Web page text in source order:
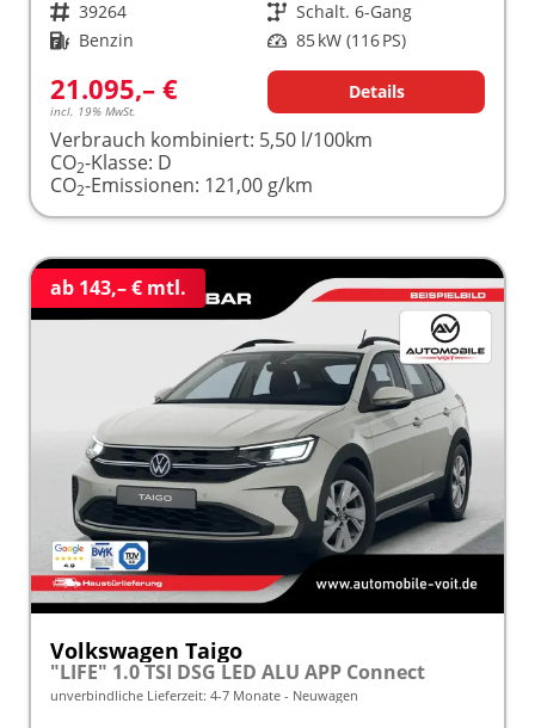
Fahrzeugnr. 39264 Getriebe Schalt. 6-Gang
Kraftstoff Benzin Leistung 85 kW (116 PS)
21.095,– €
incl. 19% MwSt.
Details
Verbrauch kombiniert: 5,50 l/100km
CO2-Klasse: D
CO2-Emissionen: 121,00 g/km
ab 143,– € mtl.
Volkswagen Taigo
"LIFE" 1.0 TSI DSG LED ALU APP Connect
unverbindliche Lieferzeit: 4-7 Monate Neuwagen